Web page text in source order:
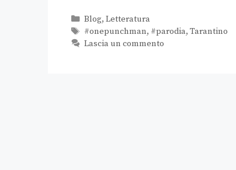
Blog, Letteratura
#onepunchman, #parodia, Tarantino
Lascia un commento